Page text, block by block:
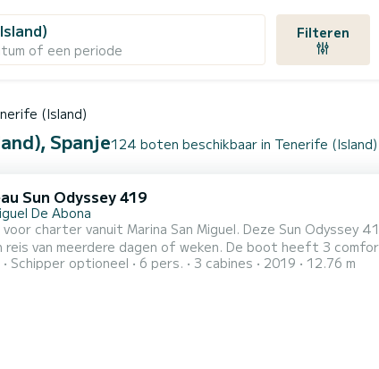
of een periode
Filteren
(Island)
Spanje124 boten beschikbaar in Tenerife (Island)
Sun Odyssey 419
De Abona
charter vanuit Marina San Miguel. Deze Sun
dagen of weken. De boot heeft 3 comfortabele hutten voor maximaal tot 6 personen. Met haar 13
en een motorvermogen van 40 PK is het schip de
Schipper optioneel 6 pers. 3 cabines 2019 12.76 m